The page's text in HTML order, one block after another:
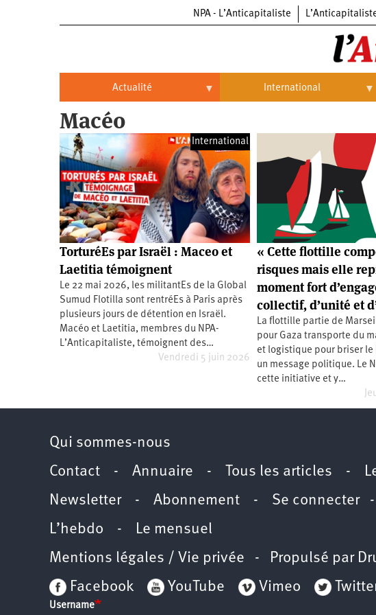
NPA - L’Anticapitaliste
Actualité
Actualité
Politique
Entreprises
Entreprises
Automobile
Aéronautique
Commerce
Hôpitaux
SNCF
Oppressions
Oppressions
Antiracisme
Féminisme
LGBTI
Économie
Éducation
Santé
Vidéos
International
Brésil
Chine
États-
Unis
Continents
Afrique
Amérique
Nord
Amérique
latine
Europe
Océanie
Macéo
International
TorturéEs par Israël : Maceo et
Laetitia témoignent
Le 22 mai 2026, les militantEs de la Global
Sumud Flotilla sont rentréEs à Paris après
plusieurs jours de détention en Israël.
Macéo et Laetitia, membres du ‪NPA-
L’Anticapitaliste, témoignent des…
Vendredi 5 juin 2026
« Cette flottille
risques mais elle
moment fort
collectif, d’unité et
La flottille partie de
pour Gaza transporte du
et logistique pour briser le
un message politique. Le
cette initiative et y…
Qui sommes-nous
Contact - Annuaire - Tous les articles -
Newsletter- Abonnement - Se connecter
L’hebdo - Le mensuel
Mentions légales / Vie privée - Propulsé par
Facebook
YouTube Vimeo
Username